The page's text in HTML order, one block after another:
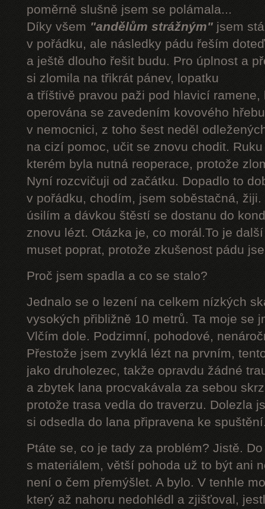
poměrně slušně jsem se polámala...
Díky všem "andělům strážným" jsem
v pořádku, ale následky pádu řeším doteď
a ještě dlouho řešit budu. Pro úplnost a
si zlomila na třikrát pánev, lopatku
a tříštivě pravou paži pod hlavicí ramene,
operována se zavedením kovového
v nemocnici, z toho šest neděl
na cizí pomoc, učit se znovu chodit.
kterém byla nutná reoperace, protože
Nyní rozcvičuji od začátku. Dopadlo to
v pořádku, chodím, jsem soběstačná,
úsilím a dávkou štěstí se dostanu do
znovu lézt. Otázka je, co morál.To je
muset poprat, protože zkušenost pádu
Proč jsem spadla a co se stalo?
Jednalo se o lezení na celkem nízkých
vysokých přibližně 10 metrů. Ta moje se
Vlčím dole. Podzimní, pohodové,
Přestože jsem zvyklá lézt na prvním,
jako druholezec, takže opravdu žádné
a zbytek lana procvakávala za sebou
protože trasa vedla do traverzu. Dolezla
si odsedla do lana připravena ke
Ptáte se, co je tady za problém? Jistě.
s materiálem, větší pohoda už to být ani
není o čem přemýšlet. A bylo. V tenhle
který až nahoru nedohlédl a zjišťoval,